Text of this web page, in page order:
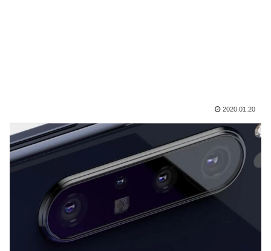
2020.01.20